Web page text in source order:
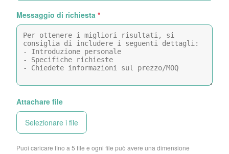
Messaggio di richiesta *
Attachare file
Selezionare i file
Puoi caricare fino a 5 file e ogni file può avere una dimensione